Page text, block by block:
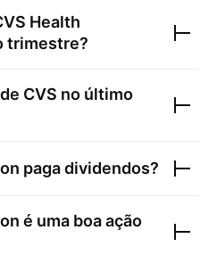
Health
trimestre?
CVS no último
paga dividendos?
é uma boa ação